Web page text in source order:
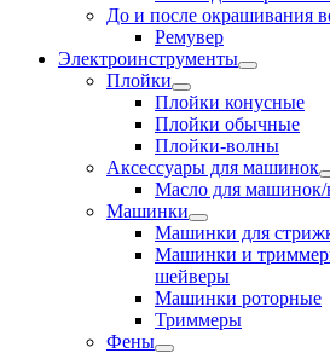
До и после окрашивания
Ремувер
Электроинструменты
Плойки
Плойки конусные
Плойки обычные
Плойки-волны
Аксессуары для машинок
Масло для
Машинки
Машинки для
Машинки и
шейверы
Машинки роторные
Триммеры
Фены